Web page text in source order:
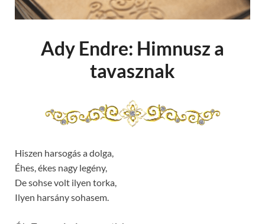
Ady Endre: Himnusz a
tavasznak
Hiszen harsogás a dolga,
Éhes, ékes nagy legény,
De sohse volt ilyen torka,
Ilyen harsány sohasem.